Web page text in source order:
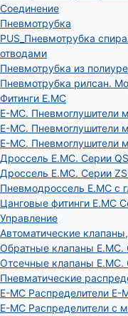
Соединение
Пневмотрубка
PUS_Пневмотрубка
отводами
Пневмотрубка из
Пневмотрубка рилсан.
Фитинги E.MC
E-MC. Пневмоглушители
E-MC. Пневмоглушители
E-MC. Пневмоглушители
Дроссель E.MC. Серии
Дроссель E.MC. Серии
Пневмодроссель E.MC с
Цанговые фитинги E.MC
Управление
Автоматические
Обратные клапаны E.MC.
Отсечные клапаны E.MC.
Пневматические
E-MC Распределители
E-MC Распределители с